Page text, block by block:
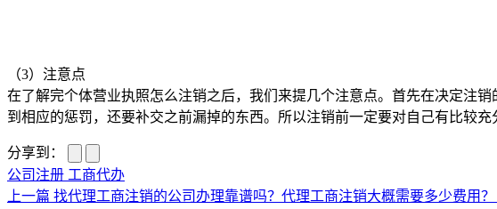
（3）注意点
在了解完个体营业执照怎么注销之后，我们来提几个注意点。首先在决定注
到相应的惩罚，还要补交之前漏掉的东西。所以注销前一定要对自己有比较充
分享到：
公司注册 工商代办
上一篇 找代理工商注销的公司办理靠谱吗？代理工商注销大概需要多少费用？